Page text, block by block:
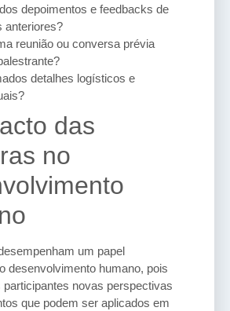
depoimentos e feedbacks de
anteriores?
reunião ou conversa prévia
detalhes logísticos e
das
no
um papel
desenvolvimento humano, pois
novas perspectivas
que podem ser aplicados em